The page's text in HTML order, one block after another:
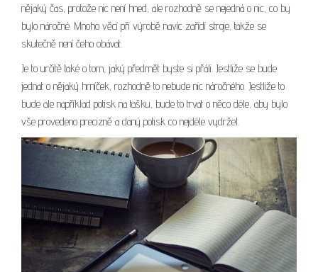
nějaký čas, protože nic není hned, ale rozhodně se nejedná o nic, co by
bylo náročné. Mnoho věcí při výrobě navíc zařídí stroje, takže se
skutečně není čeho obávat.
Je to určitě také o tom, jaký předmět byste si přáli. Jestliže se bude
jednat o nějaký hrníček, rozhodně to nebude nic náročného. Jestliže to
bude ale například potisk na tašku, bude to trvat o něco déle, aby bylo
vše provedeno precizně a daný potisk co nejdéle vydržel.